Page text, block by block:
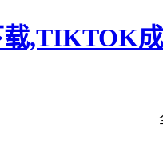
,TIKTOK